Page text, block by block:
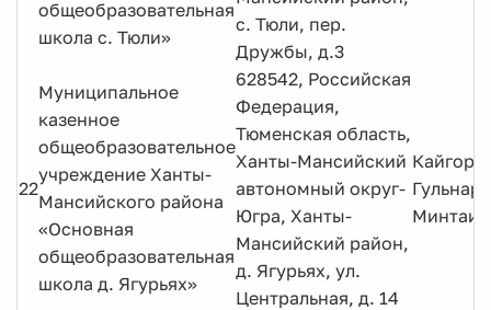
общеобразовательная
школа с. Тюли»
с. Тюли, пер.
Дружбы, д.3
22
Муниципальное
казенное
общеобразовательное
учреждение Ханты-
Мансийского района
«Основная
общеобразовательная
школа д. Ягурьях»
628542, Российская
Федерация,
Тюменская область,
Ханты-Мансийский
автономный округ-
Югра, Ханты-
Мансийский район,
д. Ягурьях, ул.
Центральная, д. 14
Гульнара